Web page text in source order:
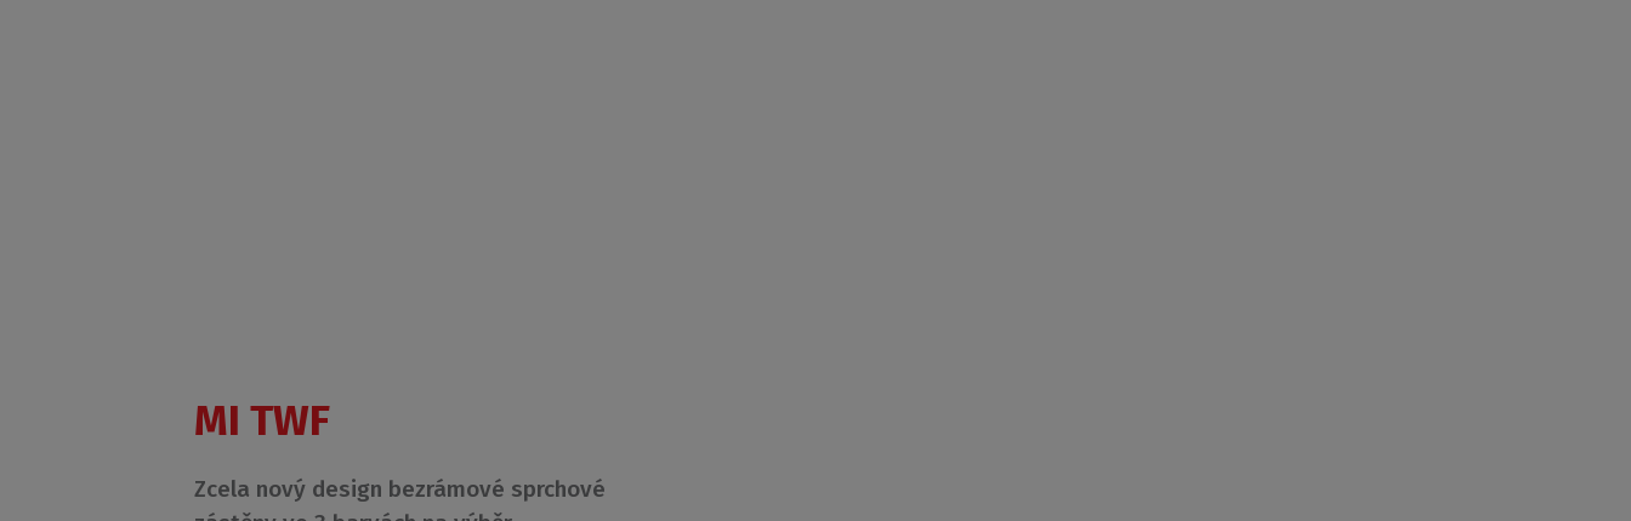
MI TWF
Zcela nový design bezrámové sprchové